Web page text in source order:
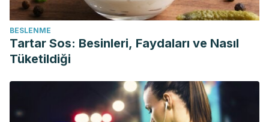
BESLENME
Tartar Sos: Besinleri, Faydaları ve Nasıl
Tüketildiği